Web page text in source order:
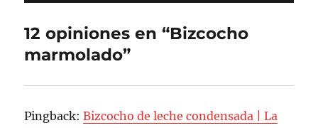
12 opiniones en “Bizcocho
marmolado”
Pingback:Bizcocho de leche condensada | La